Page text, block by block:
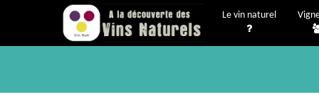
Le vin naturel